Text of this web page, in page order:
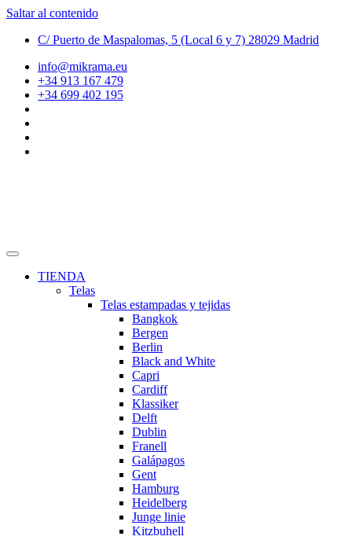
Saltar al contenido
C/ Puerto de Maspalomas, 5 (Local 6 y 7) 28029 Madrid
info@mikrama.eu
+34 913 167 479
+34 699 402 195
TIENDA
Telas
Telas estampadas y tejidas
Bangkok
Bergen
Berlin
Black and White
Capri
Cardiff
Klassiker
Delft
Dublin
Franell
Galápagos
Gent
Hamburg
Heidelberg
Junge linie
Kitzbuhell